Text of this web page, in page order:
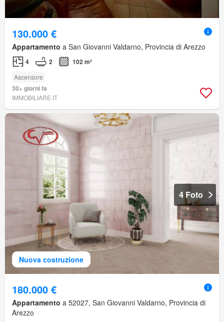
130.000 €
Appartamento a San Giovanni Valdarno, Provincia di Arezzo
4 2 102 m²
Ascensore
30+ giorni fa
IMMOBILIARE.IT
Nuova costruzione
4 Foto
180.000 €
Appartamento a 52027, San Giovanni Valdarno, Provincia di
Arezzo